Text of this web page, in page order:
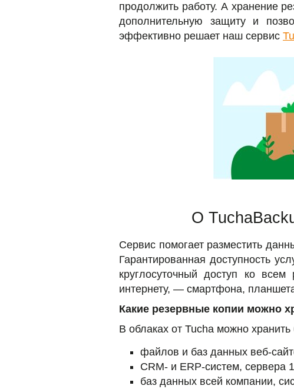
продолжить работу. А хранение
дополнительную защиту и
эффективно решает наш сервис
О
Сервис помогает разместить
Гарантированная доступность
круглосуточный доступ ко
интернету, — смартфона,
Какие резервные копии можно
В облаках от Tucha можно
файлов и баз данных веб-
CRM- и ERP-систем, сервера
баз данных всей компании,